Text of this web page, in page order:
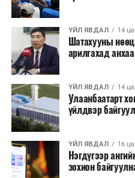
хээрийн түймэр
талаас илүү нь Орегон
бүртгэгдсэн байна. Цаг
өдрүүдэд агаарын
нэмэгдэж, хуурайшилт
анхааруулсан бөгөөд энэ
шинэ сорилт учруулж
ҮЙЛ ЯВДАЛ 14
Шатахууны
арилгахад
ҮЙЛ ЯВДАЛ 14
Улаанбаатарт
үйлдвэр
ҮЙЛ ЯВДАЛ 16
Нэгдүгээр
зохион